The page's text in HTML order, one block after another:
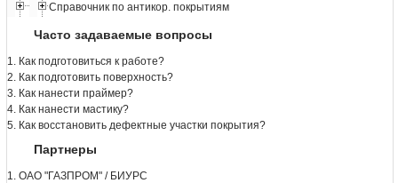
Справочник по антикор. покрытиям
Часто задаваемые вопросы
1. Как подготовиться к работе?
2. Как подготовить поверхность?
3. Как нанести праймер?
4. Как нанести мастику?
5. Как восстановить дефектные участки покрытия?
Партнеры
1. ОАО "ГАЗПРОМ" / БИУРС